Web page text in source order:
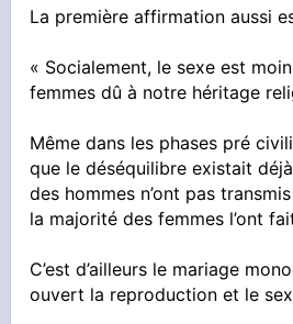
femmes.
que les hommes.
à débat, et à nuancer :
- Socialement, le sexe est
les femmes dû à notre
éduquées à la sexualité et
masturbent pas.
La première affirmation aussi
« Socialement, le sexe est
femmes dû à notre héritage
Même dans les phases pré
que le déséquilibre existait
des hommes n’ont pas
la majorité des femmes l’ont
C’est d’ailleurs le mariage
ouvert la reproduction et le